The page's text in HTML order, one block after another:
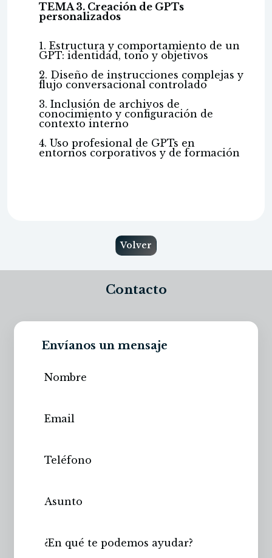
TEMA 3. Creación de GPTs
personalizados
1. Estructura y comportamiento de un
GPT: identidad, tono y objetivos
2. Diseño de instrucciones complejas y
flujo conversacional controlado
3. Inclusión de archivos de
conocimiento y configuración de
contexto interno
4. Uso profesional de GPTs en
entornos corporativos y de formación
Volver
Contacto
Envíanos un mensaje